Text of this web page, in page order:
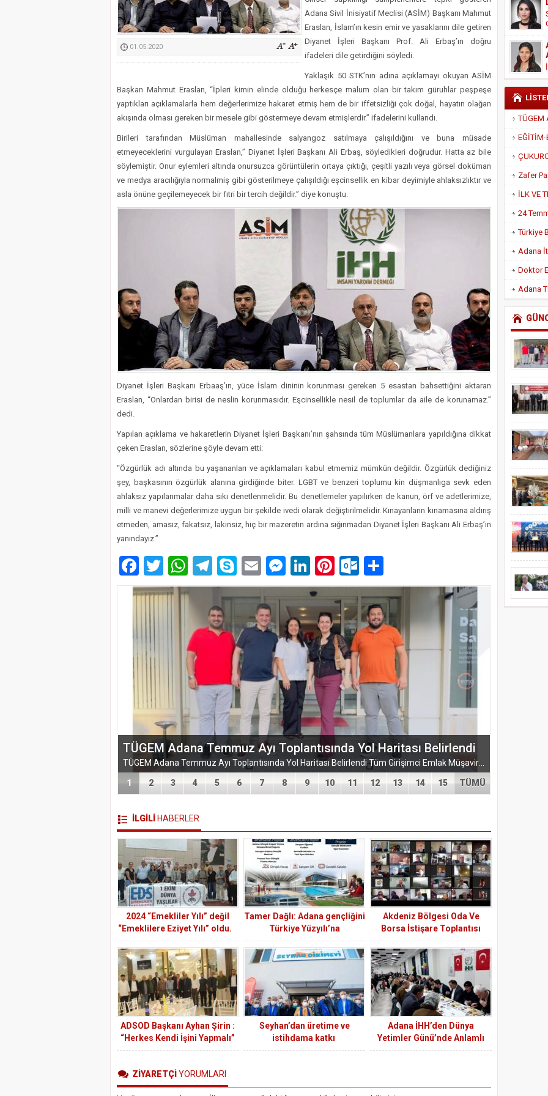
Kimyasallardan Koruma Derneği Başkanı Cennet Çelik
01.05.2020
Adana Sivil İnisiyatif Meclisi (ASİM) Başkanı Mahmut
Eraslan, İslam’ın kesin emir ve yasaklarını dile getiren
Diyanet İşleri Başkanı Prof. Ali Erbaş’ın doğru
ifadeleri dile getirdiğini söyledi.
Yaklaşık 50 STK’nın adına açıklamayı okuyan ASİM
Başkan Mahmut Eraslan, “İpleri kimin elinde olduğu herkesçe malum olan bir takım güruhlar peşpeşe
yaptıkları açıklamalarla hem değerlerimize hakaret etmiş hem de bir iffetsizliği çok doğal, hayatın olağan
akışında olması gereken bir mesele gibi göstermeye devam etmişlerdir.” ifadelerini kullandı.
Birileri tarafından Müslüman mahallesinde salyangoz satılmaya çalışıldığını ve buna müsade
etmeyeceklerini vurgulayan Eraslan,” Diyanet İşleri Başkanı Ali Erbaş, söyledikleri doğrudur. Hatta az bile
söylemiştir. Onur eylemleri altında onursuzca görüntülerin ortaya çıktığı, çeşitli yazılı veya görsel doküman
ve medya aracılığıyla normalmiş gibi gösterilmeye çalışıldığı eşcinsellik en kibar deyimiyle ahlaksızlıktır ve
asla önüne geçilemeyecek bir fıtri bir tercih değildir.” diye konuştu.
Diyanet İşleri Başkanı Erbaaş’ın, yüce İslam dininin korunması gereken 5 esastan bahsettiğini aktaran
Eraslan, “Onlardan birisi de neslin korunmasıdır. Eşcinsellikle nesil de toplumlar da aile de korunamaz.”
dedi.
Yapılan açıklama ve hakaretlerin Diyanet İşleri Başkanı’nın şahsında tüm Müslümanlara yapıldığına dikkat
çeken Eraslan, sözlerine şöyle devam etti:
“Özgürlük adı altında bu yaşananları ve açıklamaları kabul etmemiz mümkün değildir. Özgürlük dediğiniz
şey, başkasının özgürlük alanına girdiğinde biter. LGBT ve benzeri toplumu kin düşmanlıga sevk eden
ahlaksız yapılanmalar daha sıkı denetlenmelidir. Bu denetlemeler yapılırken de kanun, örf ve adetlerimize,
milli ve manevi değerlerimize uygun bir şekilde ivedi olarak değiştirilmelidir. Kınayanların kınamasına aldırış
etmeden, amasız, fakatsız, lakinsiz, hiç bir mazeretin ardına sığınmadan Diyanet İşleri Başkanı Ali Erbaş’ın
yanındayız.”
Facebook
Twitter
WhatsApp
Telegram
SkypeEmailMessenger
LinkedIn
Pinterest
Outlook.com
TÜGEM Adana Temmuz Ayı Toplantısında Yol Haritası Belirlendi
1 2 3 4 5 6 7 8 9 10 11 12 13 14 15 TÜMÜ
İLGİLİ HABERLER
2024 “Emekliler Yılı” değil
“Emeklilere Eziyet Yılı” oldu.
Tamer Dağlı: Adana gençliğini
Türkiye Yüzyılı’na
Hazırlıyoruz”
Akdeniz Bölgesi Oda Ve
Borsa İstişare Toplantısı
ADSOD Başkanı Ayhan Şirin :
“Herkes Kendi İşini Yapmalı”
Seyhan’dan üretime ve
istihdama katkı
Adana İHH’den Dünya
Yetimler Günü’nde Anlamlı
İftar: Yetimler Aynı Sofrada
ZİYARETÇİYORUMLARI
Adana